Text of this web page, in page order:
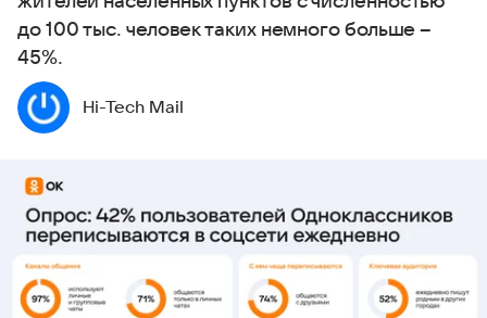
до 100 тыс. человек таких немного больше –
45%.
Hi-Tech Mail